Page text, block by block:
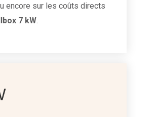
encore sur les coûts directs
7 kW.